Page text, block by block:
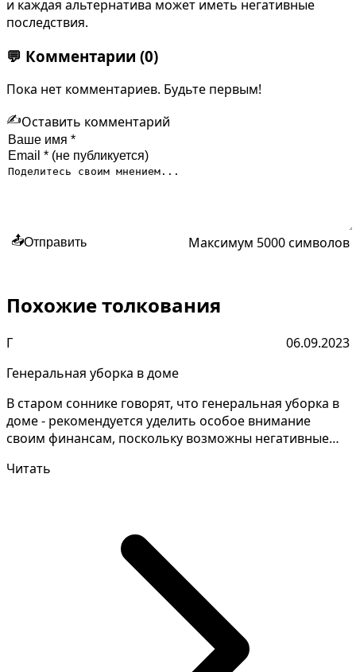
и каждая альтернатива может иметь негативные
последствия.
💬 Комментарии (0)
Пока нет комментариев. Будьте первым!
✍️Оставить комментарий
📤Отправить Максимум 5000 символов
Похожие толкования
Г
06.09.2023
Генеральная уборка в доме
В старом соннике говорят, что генеральная уборка в
доме - рекомендуется уделить особое внимание
своим финансам, поскольку возможны негативные
Читать